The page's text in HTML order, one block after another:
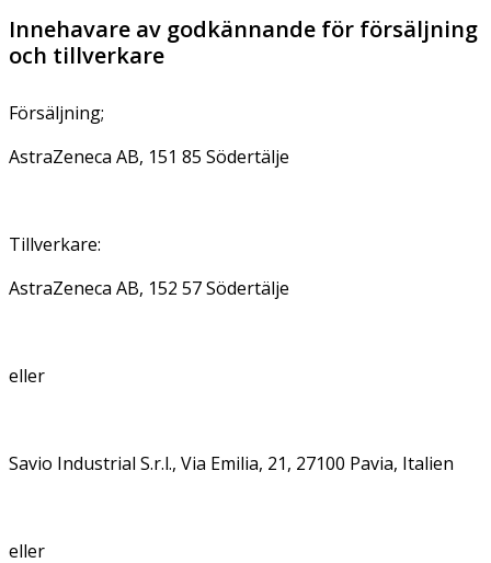
Innehavare av godkännande för försäljning
och tillverkare
Försäljning;
AstraZeneca AB, 151 85 Södertälje
Tillverkare:
AstraZeneca AB, 152 57 Södertälje
eller
Savio Industrial S.r.l., Via Emilia, 21, 27100 Pavia, Italien
eller